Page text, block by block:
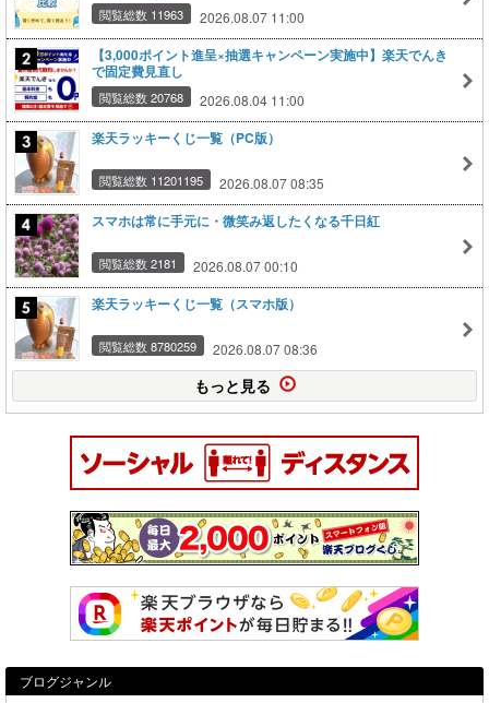
閲覧総数 11963 2026.08.07 11:00
【3,000ポイント進呈×抽選キャンペーン実施中】楽天でんき
で固定費見直し
閲覧総数 20768 2026.08.04 11:00
楽天ラッキーくじ一覧（PC版）
閲覧総数 11201195 2026.08.07 08:35
スマホは常に手元に・微笑み返したくなる千日紅
閲覧総数 2181 2026.08.07 00:10
楽天ラッキーくじ一覧（スマホ版）
閲覧総数 8780259 2026.08.07 08:36
もっと見る
ブログジャンル